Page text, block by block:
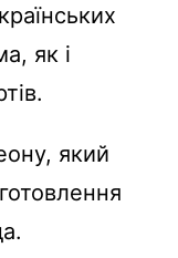
як і
який